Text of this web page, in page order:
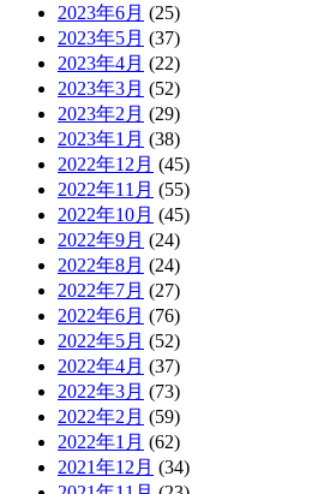
2023年6月 (25)
2023年5月 (37)
2023年4月 (22)
2023年3月 (52)
2023年2月 (29)
2023年1月 (38)
2022年12月 (45)
2022年11月 (55)
2022年10月 (45)
2022年9月 (24)
2022年8月 (24)
2022年7月 (27)
2022年6月 (76)
2022年5月 (52)
2022年4月 (37)
2022年3月 (73)
2022年2月 (59)
2022年1月 (62)
2021年12月 (34)